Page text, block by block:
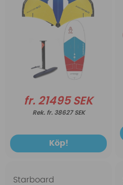
fr. 21495 SEK
fr. 38627 SEK
Köp!
Starboard